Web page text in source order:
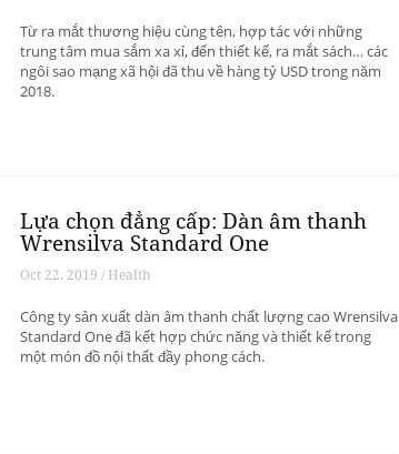
Từ ra mắt thương hiệu cùng tên, hợp tác với những
trung tâm mua sắm xa xỉ, đến thiết kế, ra mắt sách… các
ngôi sao mạng xã hội đã thu về hàng tỷ USD trong năm
2018.
Lựa chọn đẳng cấp: Dàn âm thanh
Wrensilva Standard One
Oct 22, 2019 / Health
Công ty sản xuất dàn âm thanh chất lượng cao Wrensilva
Standard One đã kết hợp chức năng và thiết kế trong
một món đồ nội thất đầy phong cách.